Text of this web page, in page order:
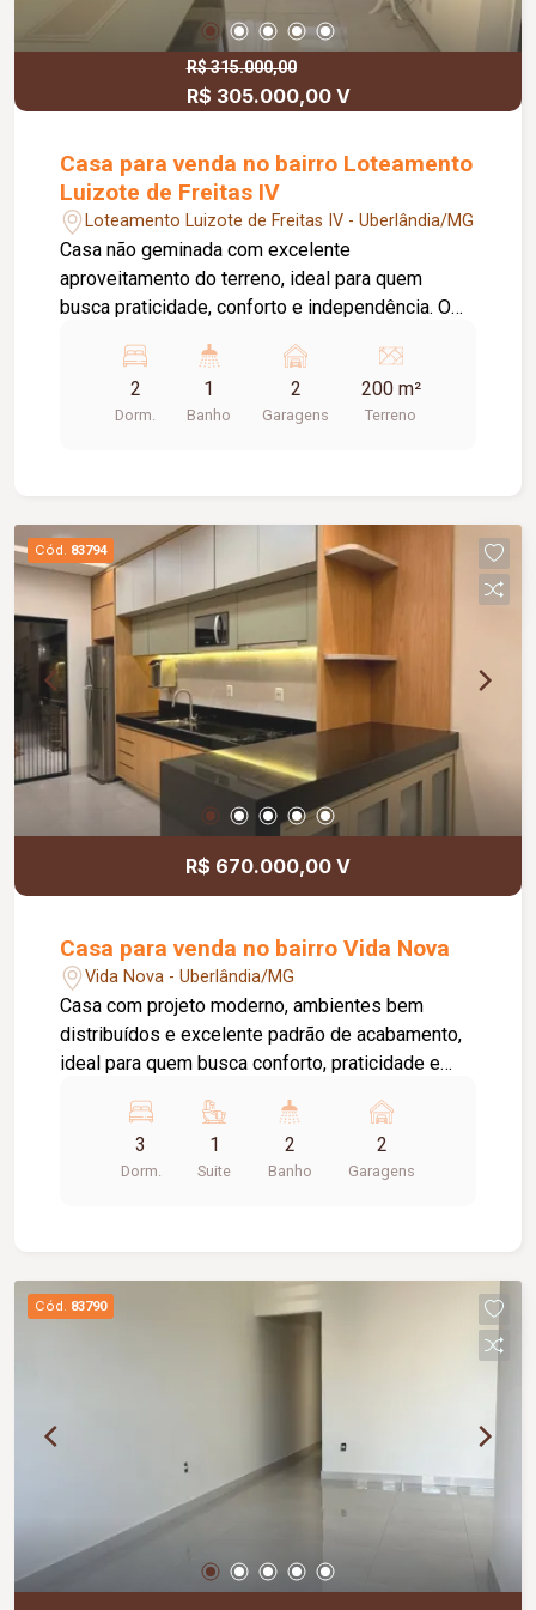
supermercados, instituições de ensino,
comércios e serviços; Fácil acesso às principais
vias da cidade; Excelente opção para quem busca
conforto, praticidade e qualidade de vida.
R$ 315.000,00
R$ 305.000,00 V
Casa para venda no bairro Loteamento
Luizote de Freitas IV
Loteamento Luizote de Freitas IV - Uberlândia/MG
Casa não geminada com excelente
aproveitamento do terreno, ideal para quem
busca praticidade, conforto e independência. O
Cozinha; Banheiro; 46,75 m² de área construída;
200,00 m² de terreno individual; 8,00 metros de
frente; 25,00 metros de profundidade;
Piso em porcelanato na sala, hall e dormitórios;
Piso em cerâmica na cozinha e banheiro;
Revestimento em cerâmica até o teto na cozinha
e banheiro; Excelente aproveitamento do terreno
individual; Excelente opção para quem busca
conforto, praticidade e qualidade de vida.
2
Dorm.
1
Banho
2
Garagens
200 m²
Terreno
Cód. 83794
R$ 670.000,00 V
Casa para venda no bairro Vida Nova
Vida Nova - Uberlândia/MG
Casa com projeto moderno, ambientes bem
distribuídos e excelente padrão de acabamento,
ideal para quem busca conforto, praticidade e
sendo 01 suíte; 02 banheiros; Sala com pé-direito
alto; 02 vagas de garagem cobertas; 150 m² de
área total; Diferenciais do imóvel: Casa decorada;
localização; Excelente opção para quem busca
conforto, segurança e qualidade de vida.
3
Dorm.
1
Suite
2
Banho
2
Garagens
Cód. 83790